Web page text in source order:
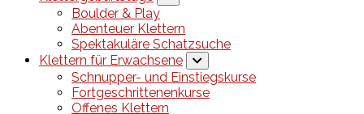
Boulder & Play
Abenteuer Klettern
Spektakuläre Schatzsuche
Klettern für Erwachsene
Schnupper- und Einstiegskurse
Fortgeschrittenenkurse
Offenes Klettern